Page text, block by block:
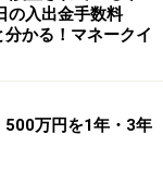
利型）
の入出金手数料
かる！マネークイ
500万円を1年・3年